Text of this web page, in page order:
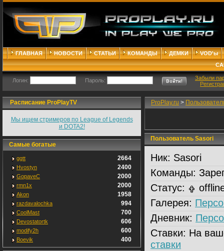
ГЛАВНАЯ НОВОСТИ СТАТЬИ КОМАНДЫ ДЕМКИ
VOD'ы
Логин: Пароль:
Забыли
Расписание ProPlayTV
Мы ищем стримеров по League of Legends
и DOTA2!
Самые богатые
ggtt 2664
Hvostyn 2400
GopaveC 2000
rmn1x 2000
Akon 1958
razdavalochka 994
CoolMast 700
Devostatortk 606
modify2h 600
Boevik 400
ProPlay.ru >
Пользователь Sasori
Ник: Sasori
Команды:
Статус:
Галерея:
Дневник:
Ставки: На
ставки